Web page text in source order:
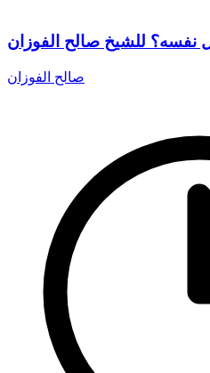
نفسه؟ للشيخ صالح الفوزان
صالح الفوزان